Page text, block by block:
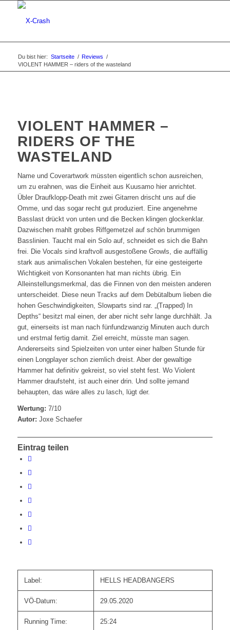
Du bist hier: Startseite / Reviews /
VIOLENT HAMMER – riders of the wasteland
VIOLENT HAMMER –
RIDERS OF THE
WASTELAND
Name und Coverartwork müssten eigentlich schon ausreichen,
um zu erahnen, was die Einheit aus Kuusamo hier anrichtet.
Übler Draufklopp-Death mit zwei Gitarren drischt uns auf die
Omme, und das sogar recht gut produziert. Eine angenehme
Basslast drückt von unten und die Becken klingen glockenklar.
Dazwischen mahlt grobes Riffgemetzel auf schön brummigen
Basslinien. Taucht mal ein Solo auf, schneidet es sich die Bahn
frei. Die Vocals sind kraftvoll ausgestoßene Growls, die auffällig
stark aus animalischen Vokalen bestehen, für eine gesteigerte
Wichtigkeit von Konsonanten hat man nichts übrig. Ein
Alleinstellungsmerkmal, das die Finnen von den meisten anderen
unterscheidet. Diese neun Tracks auf dem Debütalbum lieben die
hohen Geschwindigkeiten, Slowparts sind rar. „(Trapped) In
Depths“ besitzt mal einen, der aber nicht sehr lange durchhält. Ja
gut, einerseits ist man nach fünfundzwanzig Minuten auch durch
und erstmal fertig damit. Ziel erreicht, müsste man sagen.
Andererseits sind Spielzeiten von unter einer halben Stunde für
einen Longplayer schon ziemlich dreist. Aber der gewaltige
Hammer hat definitiv gekreist, so viel steht fest. Wo Violent
Hammer draufsteht, ist auch einer drin. Und sollte jemand
behaupten, das wäre alles zu lasch, lügt der.
Wertung: 7/10
Autor: Joxe Schaefer
Eintrag teilen
Label: HELLS HEADBANGERS
VÖ-Datum: 29.05.2020
Running Time: 25:24